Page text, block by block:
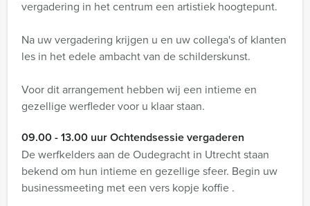
vergadering in het centrum een artistiek hoogtepunt.
Na uw vergadering krijgen u en uw collega's of klanten
les in het edele ambacht van de schilderskunst.
Voor dit arrangement hebben wij een intieme en
gezellige werfleder voor u klaar staan.
09.00 - 13.00 uur Ochtendsessie vergaderen
De werfkelders aan de Oudegracht in Utrecht staan
bekend om hun intieme en gezellige sfeer. Begin uw
businessmeeting met een vers kopje koffie .